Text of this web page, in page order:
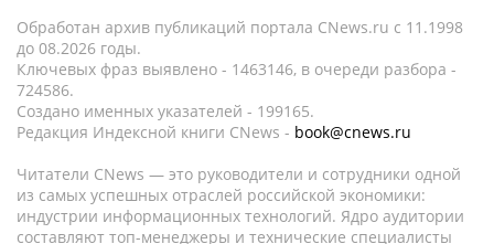
Обработан архив публикаций портала CNews.ru c 11.1998
до 08.2026 годы.
Ключевых фраз выявлено - 1463146, в очереди разбора -
724586.
Создано именных указателей - 199165.
Редакция Индексной книги CNews - book@cnews.ru
Читатели CNews — это руководители и сотрудники одной
из самых успешных отраслей российской экономики:
индустрии информационных технологий. Ядро аудитории
составляют топ-менеджеры и технические специалисты